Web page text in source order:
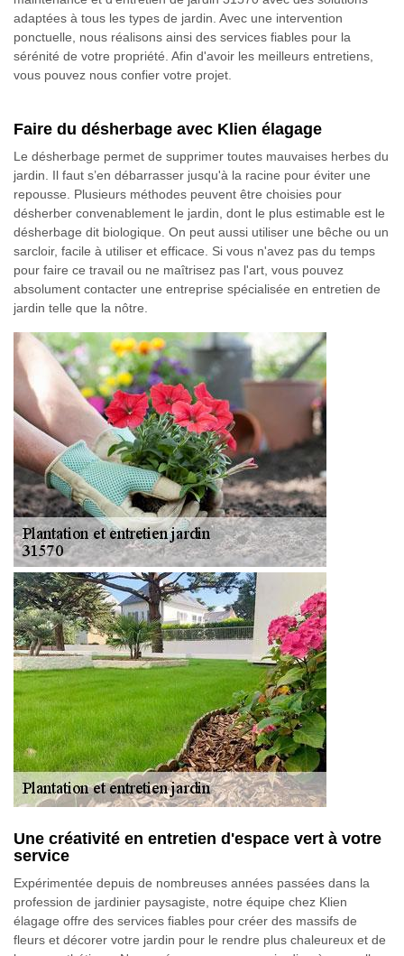
adaptées à tous les types de jardin. Avec une intervention
ponctuelle, nous réalisons ainsi des services fiables pour la
sérénité de votre propriété. Afin d'avoir les meilleurs entretiens,
vous pouvez nous confier votre projet.
Faire du désherbage avec Klien élagage
Le désherbage permet de supprimer toutes mauvaises herbes du
jardin. Il faut s’en débarrasser jusqu'à la racine pour éviter une
repousse. Plusieurs méthodes peuvent être choisies pour
désherber convenablement le jardin, dont le plus estimable est le
désherbage dit biologique. On peut aussi utiliser une bêche ou un
sarcloir, facile à utiliser et efficace. Si vous n'avez pas du temps
pour faire ce travail ou ne maîtrisez pas l'art, vous pouvez
absolument contacter une entreprise spécialisée en entretien de
jardin telle que la nôtre.
Une créativité en entretien d'espace vert à votre
service
Expérimentée depuis de nombreuses années passées dans la
profession de jardinier paysagiste, notre équipe chez Klien
élagage offre des services fiables pour créer des massifs de
fleurs et décorer votre jardin pour le rendre plus chaleureux et de